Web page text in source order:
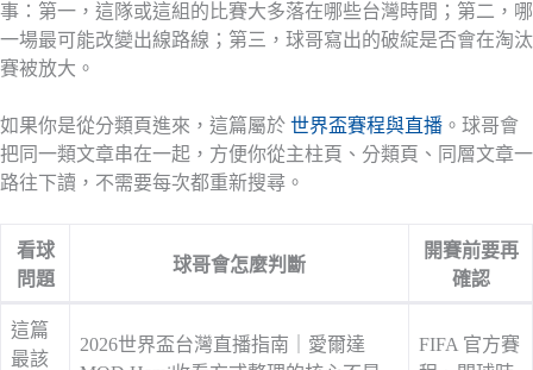
事：第一，這隊或這組的比賽大多落在哪些台灣時間；第二，哪
一場最可能改變出線路線；第三，球哥寫出的破綻是否會在淘汰
賽被放大。
如果你是從分類頁進來，這篇屬於 世界盃賽程與直播 。球哥會
把同一類文章串在一起，方便你從主柱頁、分類頁、同層文章一
路往下讀，不需要每次都重新搜尋。
看球
問題
球哥會怎麼判斷
開賽前要再
確認
這篇
最該
2026世界盃台灣直播指南｜愛爾達
FIFA 官方賽